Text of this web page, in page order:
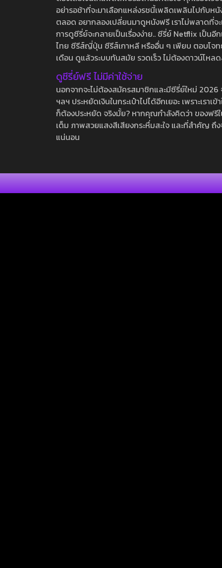
อย่ารอช้าที่จะมาเลือกแหล่งรชนี้เพลิดเพลินไปกับห
ตลอด อยากลองเปลี่ยนมาดูหนังฟรี เราไม่พลาดที่
การดูซีรี่ย์จะกลายเป็นเรื่องง่าย.. ซีรี่ย์ Netflix เป็น
ไทย ซีรีส์ญี่ปุ่น ซีรีส์เกาหลี หรืออื่น ๆ เพียบ ตอบโจท
เดือน ดูแล้วระบบทันสมัย รวดเร็ว ไม่ต้องดาวน์โห
ดูซีรี่ย์ฟรี ไม่มีค่าใช้จ่าย
นอกจากจะไม่ต้องสมัครสมาชิกและมีซีรี่ย์ใหม่
ฯลฯ ประหยัดเงินในกระเป๋าไปได้อีกเยอะ เพราะเร
ก็ต้องประหยัด จริงมั้ย? หากคุณกำลังคิดว่า ของฟ
เต็ม ภาพสวยแสงสีเสียงกระหึ่มสะใจ และที่สำคัญ
แน่นอน